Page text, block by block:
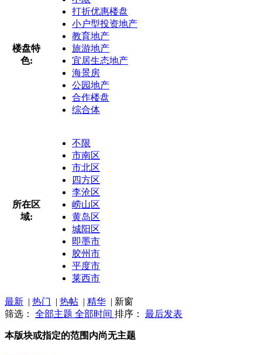
楼盘特
色:
打折优惠楼盘
小户型投资地产
教育地产
旅游地产
宜居生态地产
海景房
公园地产
合作楼盘
综合体
所在区
域:
不限
市南区
市北区
四方区
李沧区
崂山区
黄岛区
城阳区
即墨市
胶州市
平度市
莱西市
最新 | 热门 | 热帖 | 精华 | 新窗
筛选： 全部主题 全部时间 排序： 最后发表
本版块或指定的范围内尚无主题